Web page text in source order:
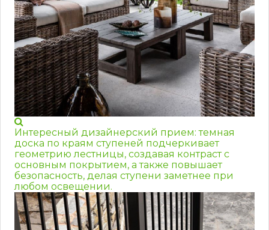
Интересный дизайнерский прием: темная
доска по краям ступеней подчеркивает
геометрию лестницы, создавая контраст с
основным покрытием, а также повышает
безопасность, делая ступени заметнее при
любом освещении.